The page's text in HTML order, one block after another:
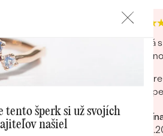
príbehom. Ponuka
je milým
ďalší bonus prianie.
niečím nestretla...
Zobraziť celú recenziu
Veľká
tento šperk si už svojích
našiel